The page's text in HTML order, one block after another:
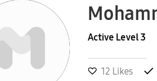
Active Level 3
12 Likes